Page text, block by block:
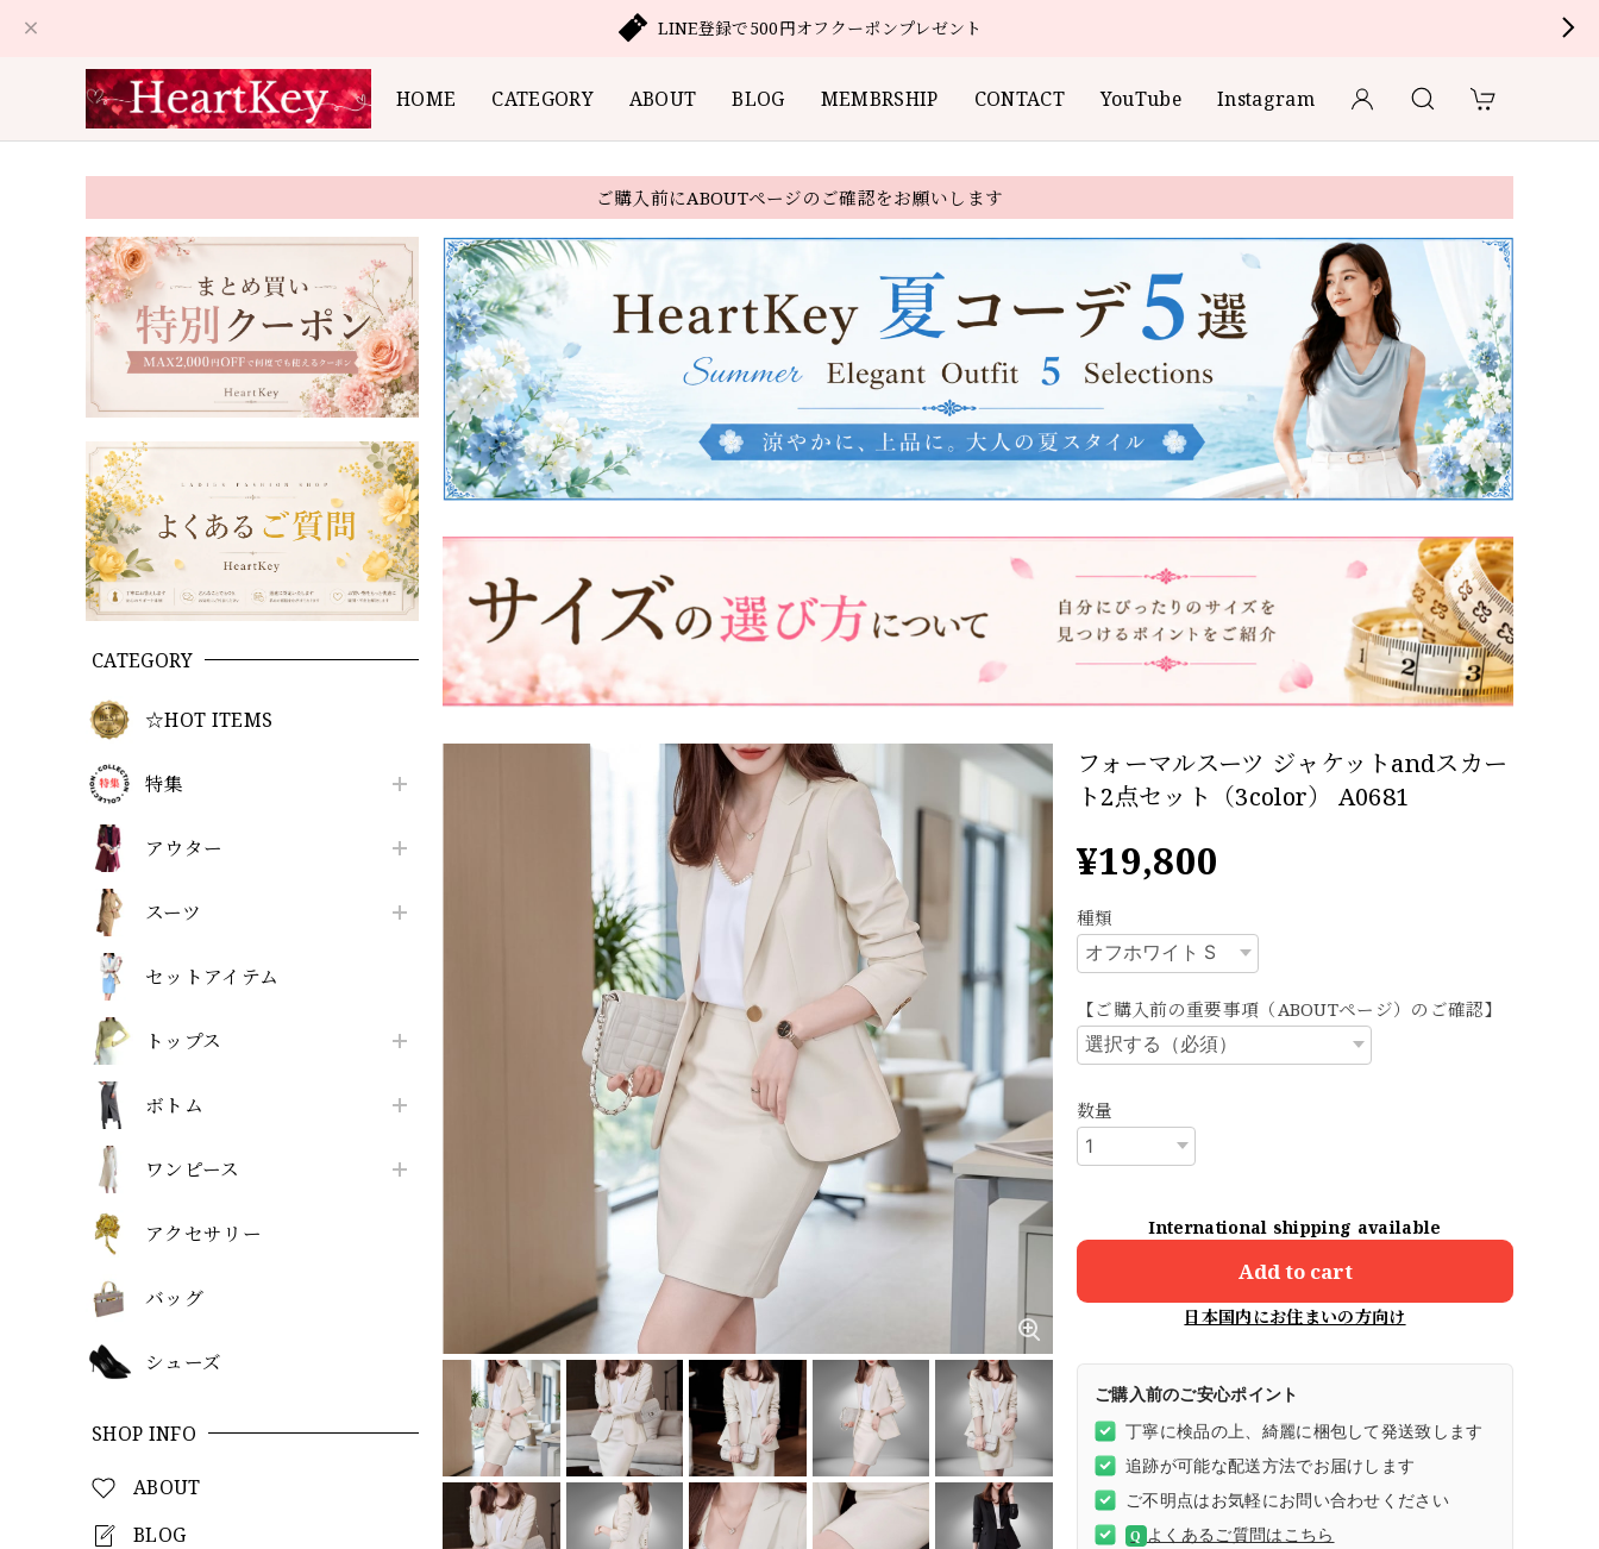
LINE登録で500円オフクーポンプレゼント
HOME CATEGORY ABOUT BLOG MEMBRSHIP CONTACT YouTube Instagram
ご購入前にABOUTページのご確認をお願いします
CATEGORY
☆HOT ITEMS
特集
アウター
スーツ
セットアイテム
トップス
ボトム
ワンピース
アクセサリー
バッグ
シューズ
SHOP INFO
ABOUT
BLOG
フォーマルスーツ ジャケットandスカー
ト2点セット（3color） A0681
¥19,800
種類
【ご購入前の重要事項（ABOUTページ）のご確認】
数量
International shipping available
Add to cart
日本国内にお住まいの方向け
ご購入前のご安心ポイント
丁寧に検品の上、綺麗に梱包して発送致します
追跡が可能な配送方法でお届けします
ご不明点はお気軽にお問い合わせください
Q よくあるご質問はこちら